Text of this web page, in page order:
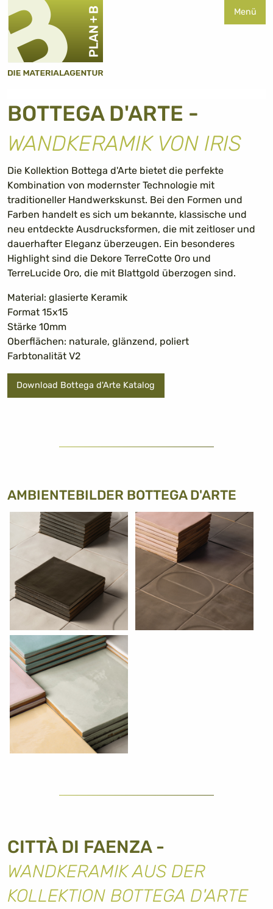
Menü
BOTTEGA D'ARTE -
WANDKERAMIK VON IRIS
Die Kollektion Bottega d'Arte bietet die perfekte
Kombination von modernster Technologie mit
traditioneller Handwerkskunst. Bei den Formen und
Farben handelt es sich um bekannte, klassische und
neu entdeckte Ausdrucksformen, die mit zeitloser und
dauerhafter Eleganz überzeugen. Ein besonderes
Highlight sind die Dekore TerreCotte Oro und
TerreLucide Oro, die mit Blattgold überzogen sind.
Material: glasierte Keramik
Format 15x15
Stärke 10mm
Oberflächen: naturale, glänzend, poliert
Farbtonalität V2
Download Bottega d'Arte Katalog
AMBIENTEBILDER BOTTEGA D'ARTE
CITTÀ DI FAENZA -
WANDKERAMIK AUS DER
KOLLEKTION BOTTEGA D'ARTE